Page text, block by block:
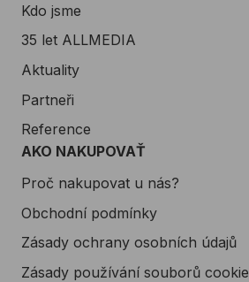
Kdo jsme
35 let ALLMEDIA
Aktuality
Partneři
Reference
AKO NAKUPOVAŤ
Proč nakupovat u nás?
Obchodní podmínky
Zásady ochrany osobních údajů
Zásady používání souborů cookie